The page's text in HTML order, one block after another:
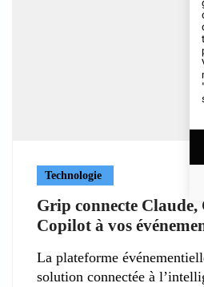
Technologie
Grip connecte
Copilot à vos
La plateforme
solution connectée à